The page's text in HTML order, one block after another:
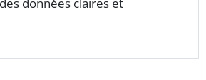
données claires et